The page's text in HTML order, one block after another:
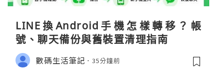
LINE換Android手機怎樣轉移？帳
號、聊天備份與舊裝置清理指南
數碼生活筆記 35分鐘前